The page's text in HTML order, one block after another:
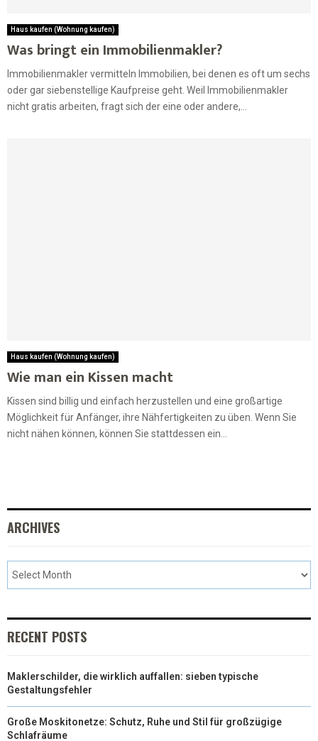
Haus kaufen (Wohnung kaufen)
Was bringt ein Immobilienmakler?
Immobilienmakler vermitteln Immobilien, bei denen es oft um sechs
oder gar siebenstellige Kaufpreise geht. Weil Immobilienmakler
nicht gratis arbeiten, fragt sich der eine oder andere,...
Haus kaufen (Wohnung kaufen)
Wie man ein Kissen macht
Kissen sind billig und einfach herzustellen und eine großartige
Möglichkeit für Anfänger, ihre Nähfertigkeiten zu üben. Wenn Sie
nicht nähen können, können Sie stattdessen ein...
ARCHIVES
RECENT POSTS
Maklerschilder, die wirklich auffallen: sieben typische
Gestaltungsfehler
Große Moskitonetze: Schutz, Ruhe und Stil für großzügige
Schlafräume